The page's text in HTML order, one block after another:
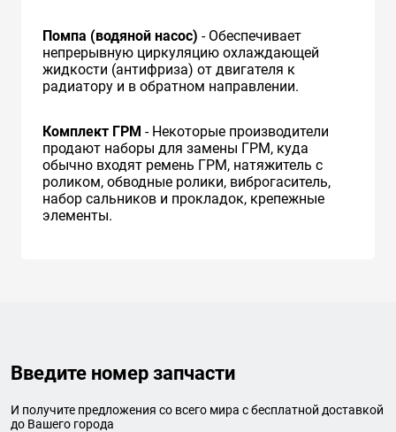
Помпа (водяной насос) - Обеспечивает
непрерывную циркуляцию охлаждающей
жидкости (антифриза) от двигателя к
радиатору и в обратном направлении.
Комплект ГРМ - Некоторые производители
продают наборы для замены ГРМ, куда
обычно входят ремень ГРМ, натяжитель с
роликом, обводные ролики, виброгаситель,
набор сальников и прокладок, крепежные
элементы.
Введите номер запчасти
И получите предложения со всего мира с бесплатной доставкой
до Вашего города